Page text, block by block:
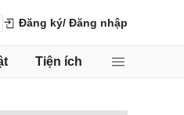
Đăng ký/ Đăng nhập
Tiện ích